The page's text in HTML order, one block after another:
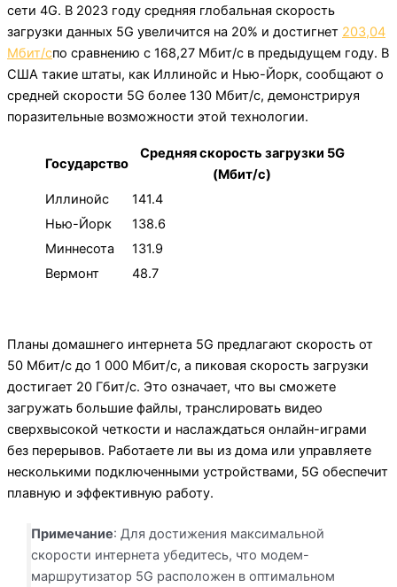
сети 4G. В 2023 году средняя глобальная скорость
загрузки данных 5G увеличится на 20% и достигнет 203,04
Мбит/спо сравнению с 168,27 Мбит/с в предыдущем году. В
США такие штаты, как Иллинойс и Нью-Йорк, сообщают о
средней скорости 5G более 130 Мбит/с, демонстрируя
поразительные возможности этой технологии.
Государство
Средняя скорость загрузки 5G
(Мбит/с)
Иллинойс
141.4
Нью-Йорк
138.6
Миннесота
131.9
Вермонт
48.7
Планы домашнего интернета 5G предлагают скорость от
50 Мбит/с до 1 000 Мбит/с, а пиковая скорость загрузки
достигает 20 Гбит/с. Это означает, что вы сможете
загружать большие файлы, транслировать видео
сверхвысокой четкости и наслаждаться онлайн-играми
без перерывов. Работаете ли вы из дома или управляете
несколькими подключенными устройствами, 5G обеспечит
плавную и эффективную работу.
Примечание: Для достижения максимальной
скорости интернета убедитесь, что модем-
маршрутизатор 5G расположен в оптимальном